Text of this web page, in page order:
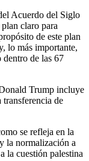
Acuerdo del Siglo
claro para
de este plan
lo más importante,
dentro de las 67
Trump incluye
de
se refleja en la
la normalización a
la cuestión palestina